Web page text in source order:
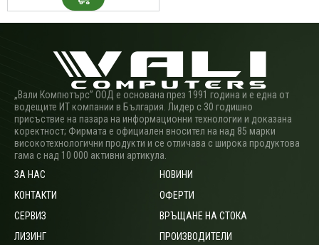
„Вали Компютърс” ООД е основана през 1991 година и е една от
водещите ИТ компании в България. Лидер с 30 годишно
присъствие на пазара на информационни технологии и доказана
коректност; Фирмата е официален вносител на над 85 марки
високотехнологични продукти и се отличава с широка продуктова
гама с над 10 000 активни артикула.
ЗА НАС
КОНТАКТИ
СЕРВИЗ
ЛИЗИНГ
НОВИНИ
ОФЕРТИ
ВРЪЩАНЕ НА СТОКА
ПРОИЗВОДИТЕЛИ